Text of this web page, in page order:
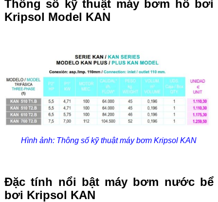
Thông số kỹ thuật máy bơm hồ bơi
Kripsol Model KAN
Hình ảnh: Thông số kỹ thuật máy bơm Kripsol KAN
Đặc tính nổi bật máy bơm nước bể
bơi Kripsol KAN